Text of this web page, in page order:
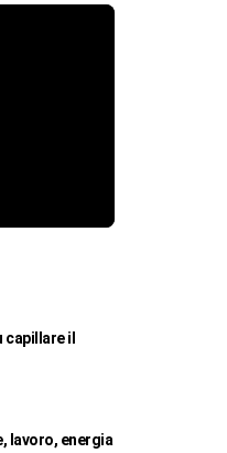
capillare il
lavoro, energia